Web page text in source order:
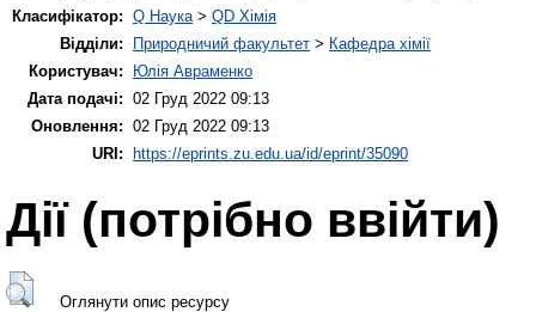
Класифікатор: Q Наука> QD Хімія
Відділи:
Природничий факультет > Кафедра хімії
Користувач:
Юлія Авраменко
Дата подачі: 02 Груд 2022 09:13
Оновлення: 02 Груд 2022 09:13
URI:
https://eprints.zu.edu.ua/id/eprint/35090
Дії ​​(потрібно ввійти)
Оглянути опис ресурсу